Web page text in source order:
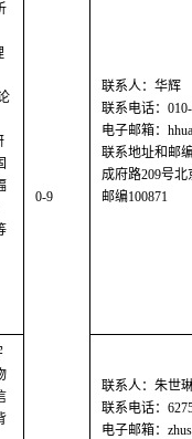
0-9
联系人：华辉
联系电话：
电子邮箱：
联系地址和邮
成府路209号北
邮编100871
联系人：朱世
联系电话：
电子邮箱：